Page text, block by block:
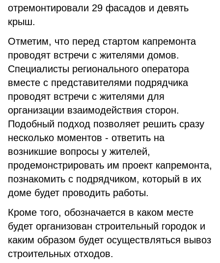
отремонтировали 29 фасадов и девять
крыш.
Отметим, что перед стартом капремонта
проводят встречи с жителями домов.
Специалисты регионального оператора
вместе с представителями подрядчика
проводят встречи с жителями для
организации взаимодействия сторон.
Подобный подход позволяет решить сразу
несколько моментов - ответить на
возникшие вопросы у жителей,
продемонстрировать им проект капремонта,
познакомить с подрядчиком, который в их
доме будет проводить работы.
Кроме того, обозначается в каком месте
будет организован строительный городок и
каким образом будет осуществляться вывоз
строительных отходов.